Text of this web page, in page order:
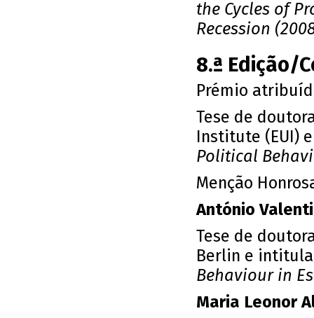
the Cycles of
Recession
8.ª Edição/
Prémio
Tese de
Institute (EUI)
Political
Menção
António
Tese de
Berlin e
Behaviour in
Maria Leonor